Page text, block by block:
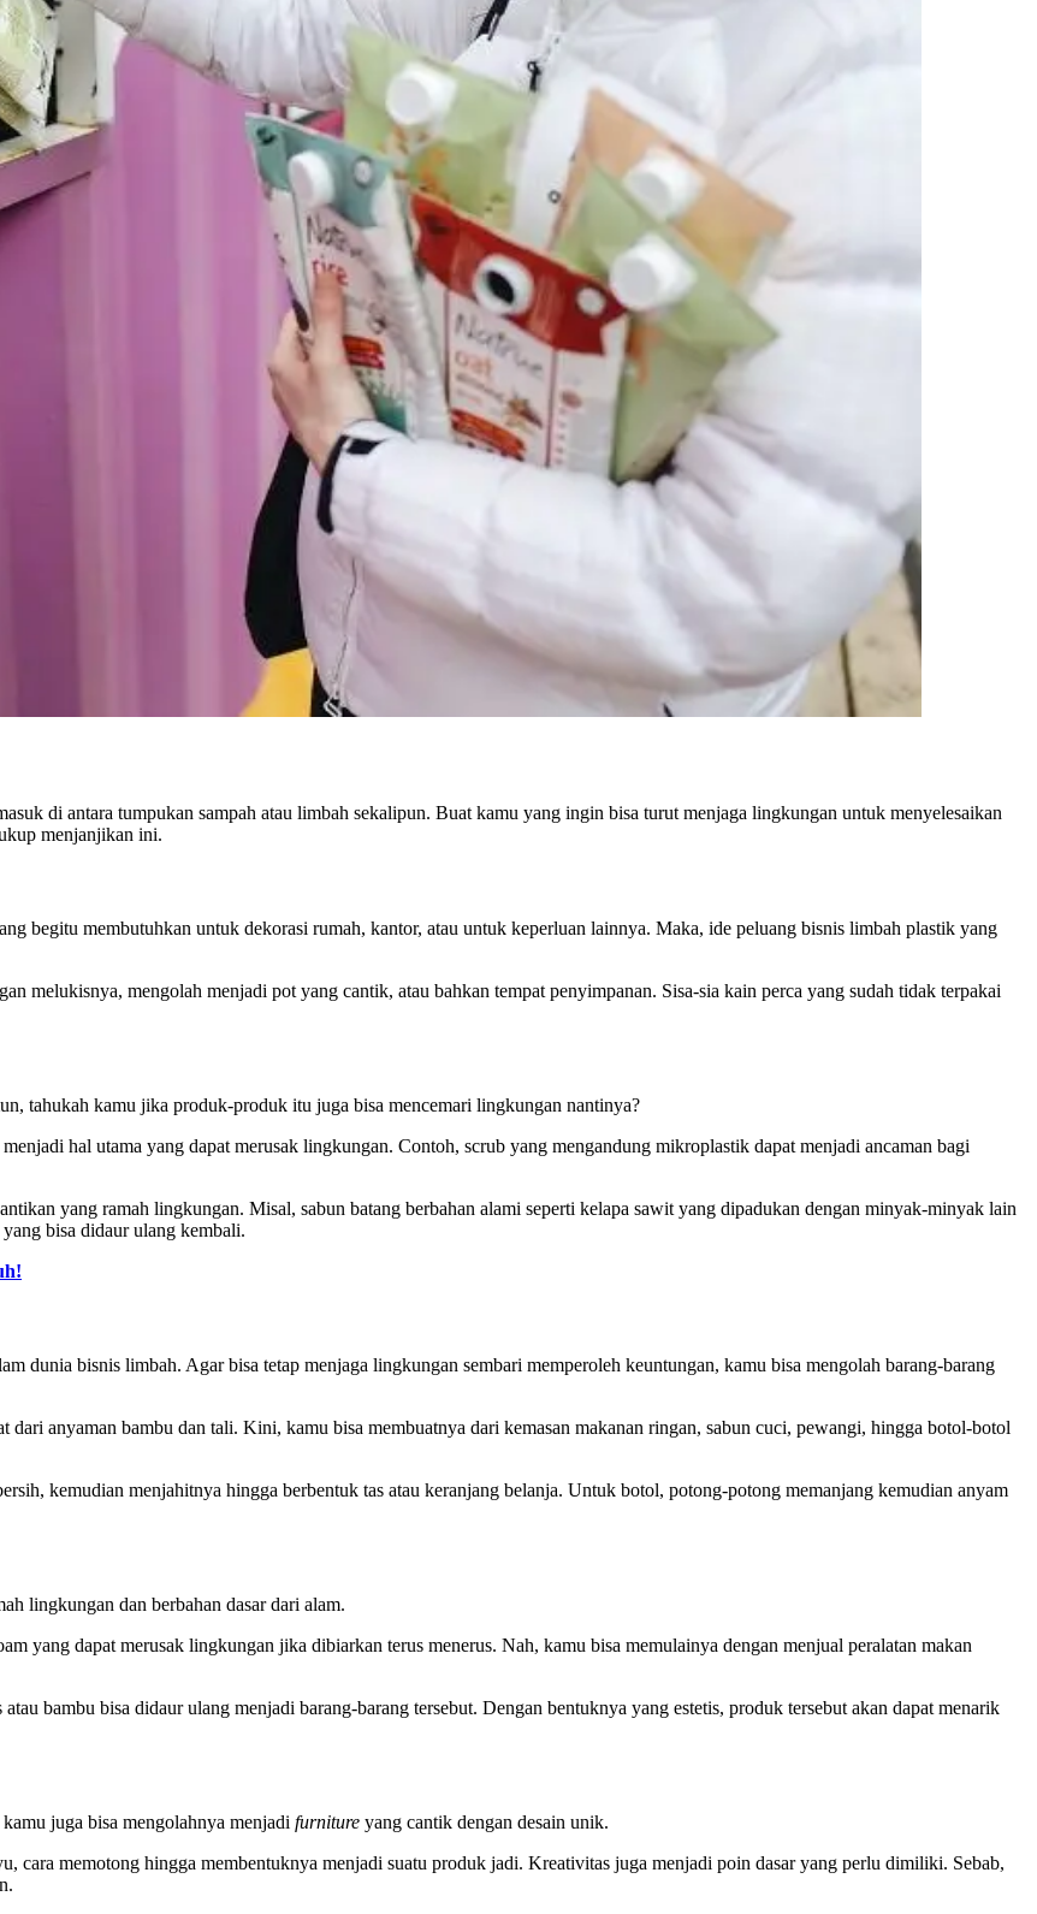
di antara tumpukan sampah atau limbah sekalipun. Buat kamu yang ingin bisa turut menjaga lingkungan untuk menyelesaikan
menjanjikan ini.
begitu membutuhkan untuk dekorasi rumah, kantor, atau untuk keperluan lainnya. Maka, ide peluang bisnis limbah plastik yang
melukisnya, mengolah menjadi pot yang cantik, atau bahkan tempat penyimpanan. Sisa-sia kain perca yang sudah tidak terpakai
tahukah kamu jika produk-produk itu juga bisa mencemari lingkungan nantinya?
menjadi hal utama yang dapat merusak lingkungan. Contoh, scrub yang mengandung mikroplastik dapat menjadi ancaman bagi
yang ramah lingkungan. Misal, sabun batang berbahan alami seperti kelapa sawit yang dipadukan dengan minyak-minyak lain
bisa didaur ulang kembali.
dunia bisnis limbah. Agar bisa tetap menjaga lingkungan sembari memperoleh keuntungan, kamu bisa mengolah barang-barang
anyaman bambu dan tali. Kini, kamu bisa membuatnya dari kemasan makanan ringan, sabun cuci, pewangi, hingga botol-botol
kemudian menjahitnya hingga berbentuk tas atau keranjang belanja. Untuk botol, potong-potong memanjang kemudian anyam
lingkungan dan berbahan dasar dari alam.
yang dapat merusak lingkungan jika dibiarkan terus menerus. Nah, kamu bisa memulainya dengan menjual peralatan makan
bambu bisa didaur ulang menjadi barang-barang tersebut. Dengan bentuknya yang estetis, produk tersebut akan dapat menarik
juga bisa mengolahnya menjadi furniture yang cantik dengan desain unik.
cara memotong hingga membentuknya menjadi suatu produk jadi. Kreativitas juga menjadi poin dasar yang perlu dimiliki. Sebab,